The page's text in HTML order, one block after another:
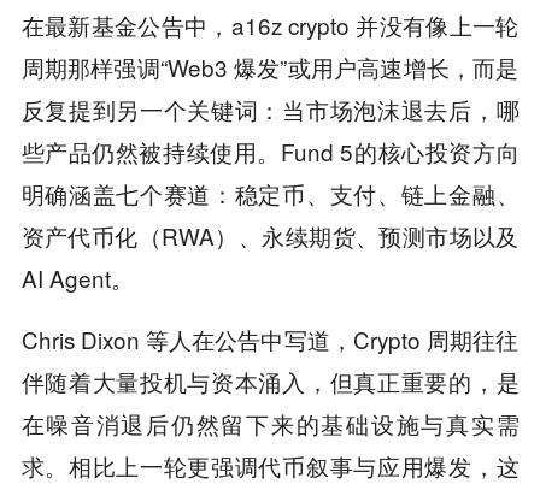
在最新基金公告中，a16z crypto 并没有像上一轮
周期那样强调“Web3 爆发”或用户高速增长，而是
反复提到另一个关键词：当市场泡沫退去后，哪
些产品仍然被持续使用。Fund 5的核心投资方向
明确涵盖七个赛道：稳定币、支付、链上金融、
资产代币化（RWA）、永续期货、预测市场以及
AI Agent。
Chris Dixon 等人在公告中写道，Crypto 周期往往
伴随着大量投机与资本涌入，但真正重要的，是
在噪音消退后仍然留下来的基础设施与真实需
求。相比上一轮更强调代币叙事与应用爆发，这